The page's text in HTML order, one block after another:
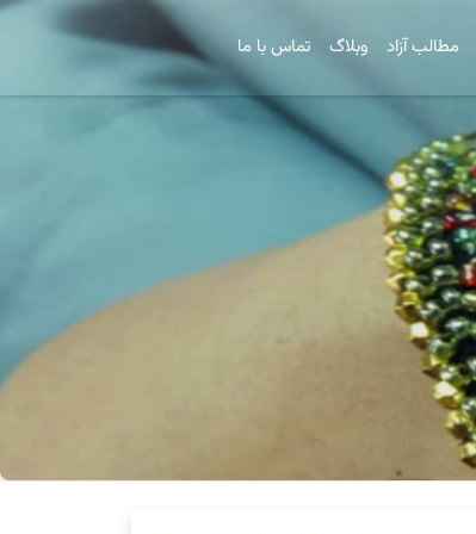
مطالب آزاد وبلاگ تماس با ما